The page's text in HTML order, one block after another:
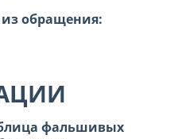
обращения:
фальшивых